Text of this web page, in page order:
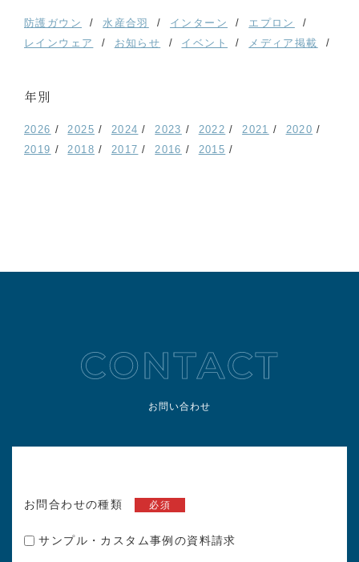
防護ガウン 水産合羽 インターン
エプロン
レインウェア
お知らせ イベント メディア掲載
年別
2026 2025 2024 2023 2022 2021
2020
2019
2018 2017 2016 2015
お問い合わせ
お問合わせの種類 必須
サンプル・カスタム事例の資料請求